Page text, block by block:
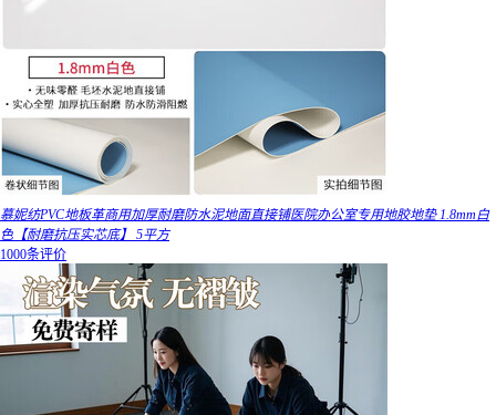
慕妮纺PVC地板革商用加厚耐磨防水泥地面直接铺医院办公室专用地胶地垫 1.8mm白
色【耐磨抗压实芯底】 5平方
1000条评价